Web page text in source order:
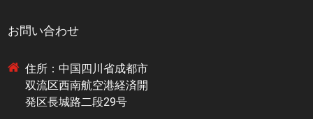
お問い合わせ
住所：中国四川省成都市
双流区西南航空港経済開
発区長城路二段29号